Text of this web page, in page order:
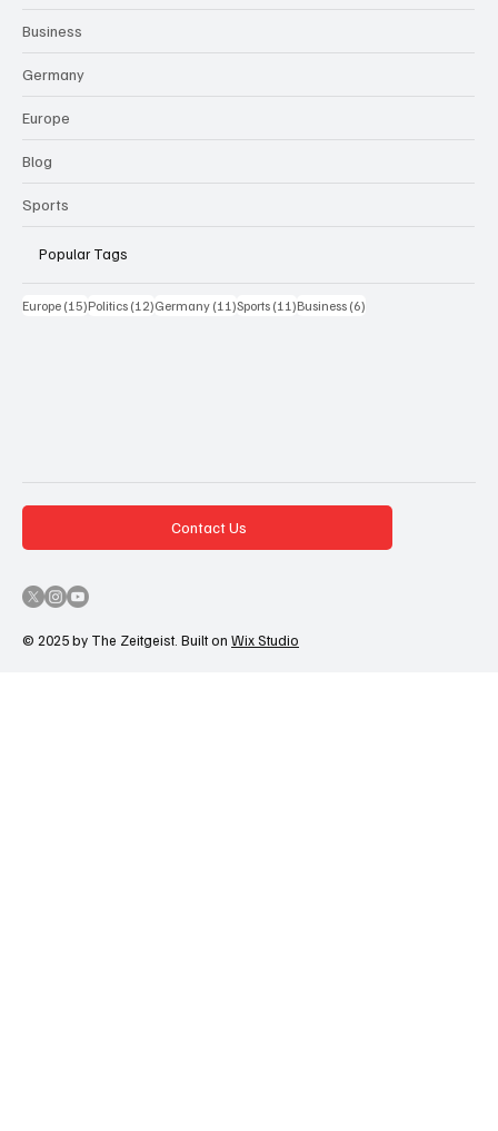
Business
Germany
Europe
Blog
Sports
Popular Tags
Europe (15)15 Beiträge
Politics (12)12 Beiträge
Germany (11)11 Beiträge
Sports (11)11 Beiträge
Business (6)
© 2025 by The Zeitgeist. Built on Wix Studio
Contact Us